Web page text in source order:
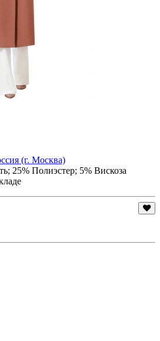
(г. Москва)
25% Полиэстер; 5% Вискоза